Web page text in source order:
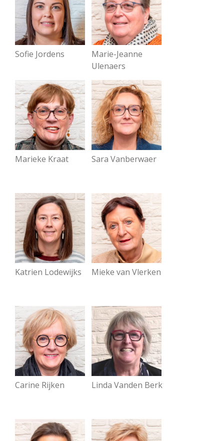
Sofie Jordens
Marieke Kraat
Katrien Lodewijks
Carine Rijken
Marie-Jeanne
Ulenaers
Sara Vanberwaer
Mieke van Vlerken
Linda Vanden Berk